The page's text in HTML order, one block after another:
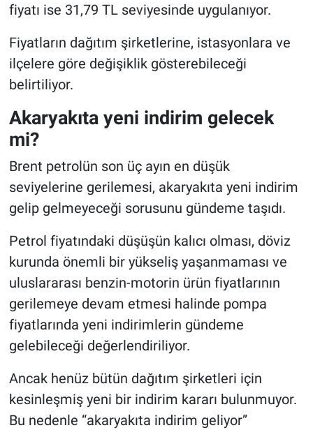
fiyatı ise 31,79 TL seviyesinde uygulanıyor.
Fiyatların dağıtım şirketlerine, istasyonlara ve
ilçelere göre değişiklik gösterebileceği
belirtiliyor.
Akaryakıta yeni indirim gelecek
mi?
Brent petrolün son üç ayın en düşük
seviyelerine gerilemesi, akaryakıta yeni indirim
gelip gelmeyeceği sorusunu gündeme taşıdı.
Petrol fiyatındaki düşüşün kalıcı olması, döviz
kurunda önemli bir yükseliş yaşanmaması ve
uluslararası benzin-motorin ürün fiyatlarının
gerilemeye devam etmesi halinde pompa
fiyatlarında yeni indirimlerin gündeme
gelebileceği değerlendiriliyor.
Ancak henüz bütün dağıtım şirketleri için
kesinleşmiş yeni bir indirim kararı bulunmuyor.
Bu nedenle “akaryakıta indirim geliyor”